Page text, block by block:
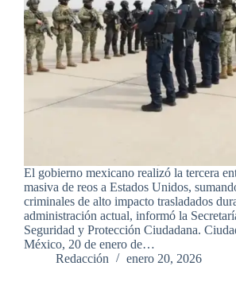
El gobierno mexicano realizó la tercera
masiva de reos a Estados Unidos,
criminales de alto impacto trasladados
administración actual, informó la
Seguridad y Protección Ciudadana.
México, 20 de enero de…
Redacción
enero 20, 2026